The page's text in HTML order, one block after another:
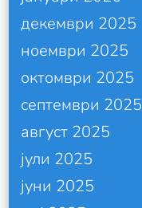
декември 2025
ноември 2025
октомври 2025
септември 2025
август 2025
јули 2025
јуни 2025